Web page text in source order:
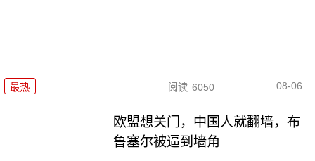
最热 阅读 6050 08-06
欧盟想关门，中国人就翻墙，布
鲁塞尔被逼到墙角